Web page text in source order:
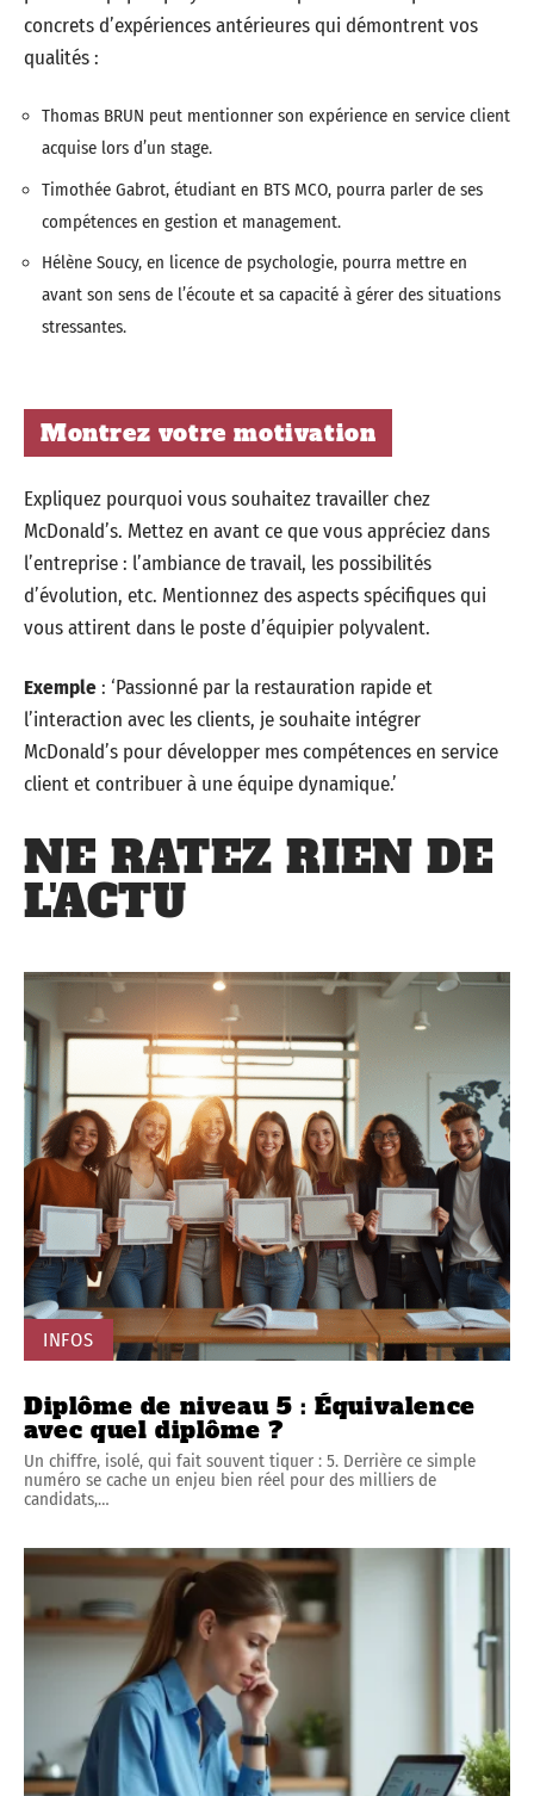
concrets d’expériences antérieures qui démontrent vos
qualités :
Thomas BRUN peut mentionner son expérience en service client
acquise lors d’un stage.
Timothée Gabrot, étudiant en BTS MCO, pourra parler de ses
compétences en gestion et management.
Hélène Soucy, en licence de psychologie, pourra mettre en
avant son sens de l’écoute et sa capacité à gérer des situations
stressantes.
Montrez votre motivation
Expliquez pourquoi vous souhaitez travailler chez
McDonald’s. Mettez en avant ce que vous appréciez dans
l’entreprise : l’ambiance de travail, les possibilités
d’évolution, etc. Mentionnez des aspects spécifiques qui
vous attirent dans le poste d’équipier polyvalent.
Exemple: ‘Passionné par la restauration rapide et
l’interaction avec les clients, je souhaite intégrer
McDonald’s pour développer mes compétences en service
client et contribuer à une équipe dynamique.’
NE RATEZ RIEN DE
L'ACTU
INFOS
Diplôme de niveau 5 : Équivalence
avec quel diplôme ?
Un chiffre, isolé, qui fait souvent tiquer : 5. Derrière ce simple
numéro se cache un enjeu bien réel pour des milliers de
candidats,…